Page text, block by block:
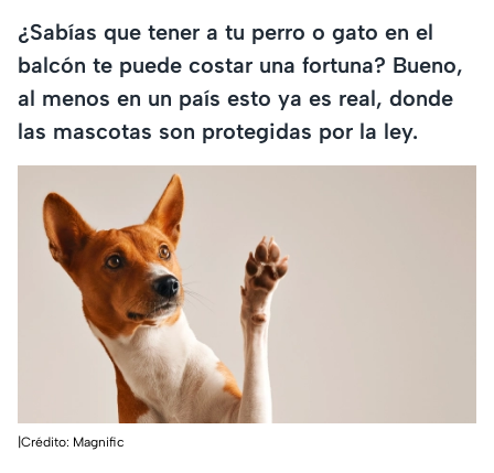
¿Sabías que tener a tu perro o gato en el
balcón te puede costar una fortuna? Bueno,
al menos en un país esto ya es real, donde
las mascotas son protegidas por la ley.
|Crédito: Magnific